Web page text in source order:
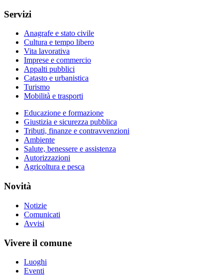
Servizi
Anagrafe e stato civile
Cultura e tempo libero
Vita lavorativa
Imprese e commercio
Appalti pubblici
Catasto e urbanistica
Turismo
Mobilità e trasporti
Educazione e formazione
Giustizia e sicurezza pubblica
Tributi, finanze e contravvenzioni
Ambiente
Salute, benessere e assistenza
Autorizzazioni
Agricoltura e pesca
Novità
Notizie
Comunicati
Avvisi
Vivere il comune
Luoghi
Eventi